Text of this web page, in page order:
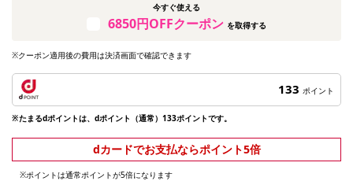
今すぐ使える
6850円OFFクーポン を取得する
※クーポン適用後の費用は決済画面で確認できます
133 ポイント
※たまるdポイントは、dポイント（通常）133ポイントです。
dカードでお支払ならポイント5倍
※ポイントは通常ポイントが5倍になります